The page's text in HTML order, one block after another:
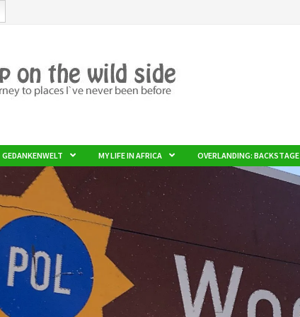
GEDANKENWELT MY LIFE IN AFRICA OVERLANDING: BACKSTAGE